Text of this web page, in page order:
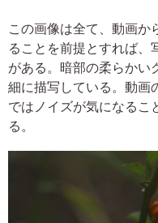
この画像は全て、動画か
ることを前提とすれば、
がある。暗部の柔らかい
細に描写している。動画
ではノイズが気になるこ
る。